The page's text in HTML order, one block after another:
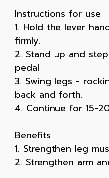
Instructions for use
1. Hold the lever
firmly.
2. Stand up and
pedal
3. Swing legs -
back and forth.
4. Continue for 15-
Benefits
1. Strengthen leg
2. Strengthen arm